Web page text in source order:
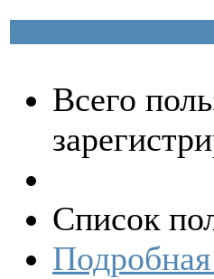
Всего
Список
Подробная